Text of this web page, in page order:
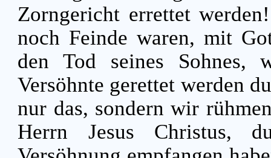
Zorngericht errettet
noch Feinde waren, mit
den Tod seines Sohnes,
Versöhnte gerettet werden
nur das, sondern wir
Herrn Jesus Christus,